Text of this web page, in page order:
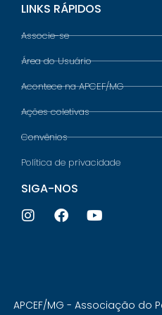
LINKS RÁPIDOS
Associe-se
Área do Usuário
Acontece na APCEF/MG
Ações coletivas
Convênios
Política de privacidade
SIGA-NOS
APCEF/MG - Associação do